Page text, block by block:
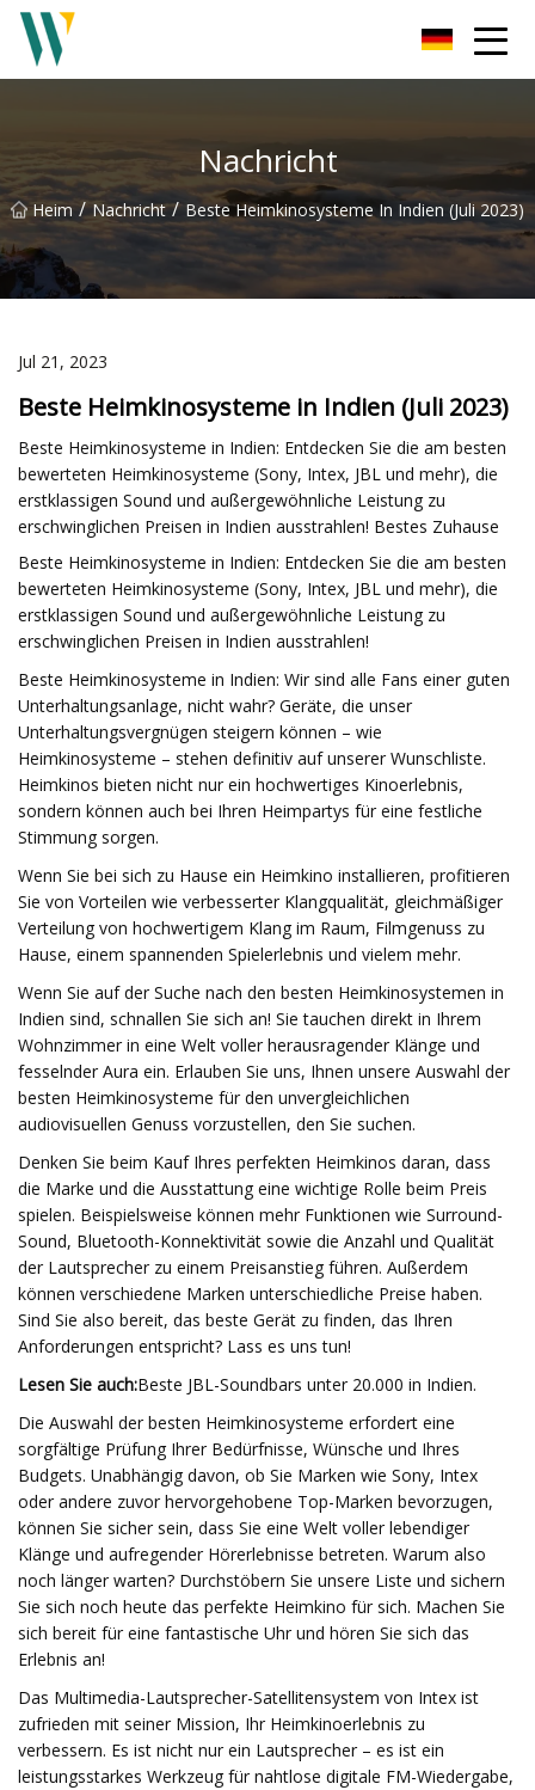
Nachricht
Heim / Nachricht / Beste Heimkinosysteme In Indien (Juli 2023)
Jul 21, 2023
Beste Heimkinosysteme in Indien (Juli 2023)
Beste Heimkinosysteme in Indien: Entdecken Sie die am besten
bewerteten Heimkinosysteme (Sony, Intex, JBL und mehr), die
erstklassigen Sound und außergewöhnliche Leistung zu
erschwinglichen Preisen in Indien ausstrahlen! Bestes Zuhause
Beste Heimkinosysteme in Indien: Entdecken Sie die am besten
bewerteten Heimkinosysteme (Sony, Intex, JBL und mehr), die
erstklassigen Sound und außergewöhnliche Leistung zu
erschwinglichen Preisen in Indien ausstrahlen!
Beste Heimkinosysteme in Indien: Wir sind alle Fans einer guten
Unterhaltungsanlage, nicht wahr? Geräte, die unser
Unterhaltungsvergnügen steigern können – wie
Heimkinosysteme – stehen definitiv auf unserer Wunschliste.
Heimkinos bieten nicht nur ein hochwertiges Kinoerlebnis,
sondern können auch bei Ihren Heimpartys für eine festliche
Stimmung sorgen.
Wenn Sie bei sich zu Hause ein Heimkino installieren, profitieren
Sie von Vorteilen wie verbesserter Klangqualität, gleichmäßiger
Verteilung von hochwertigem Klang im Raum, Filmgenuss zu
Hause, einem spannenden Spielerlebnis und vielem mehr.
Wenn Sie auf der Suche nach den besten Heimkinosystemen in
Indien sind, schnallen Sie sich an! Sie tauchen direkt in Ihrem
Wohnzimmer in eine Welt voller herausragender Klänge und
fesselnder Aura ein. Erlauben Sie uns, Ihnen unsere Auswahl der
besten Heimkinosysteme für den unvergleichlichen
audiovisuellen Genuss vorzustellen, den Sie suchen.
Denken Sie beim Kauf Ihres perfekten Heimkinos daran, dass
die Marke und die Ausstattung eine wichtige Rolle beim Preis
spielen. Beispielsweise können mehr Funktionen wie Surround-
Sound, Bluetooth-Konnektivität sowie die Anzahl und Qualität
der Lautsprecher zu einem Preisanstieg führen. Außerdem
können verschiedene Marken unterschiedliche Preise haben.
Sind Sie also bereit, das beste Gerät zu finden, das Ihren
Anforderungen entspricht? Lass es uns tun!
Lesen Sie auch:Beste JBL-Soundbars unter 20.000 in Indien.
Die Auswahl der besten Heimkinosysteme erfordert eine
sorgfältige Prüfung Ihrer Bedürfnisse, Wünsche und Ihres
Budgets. Unabhängig davon, ob Sie Marken wie Sony, Intex
oder andere zuvor hervorgehobene Top-Marken bevorzugen,
können Sie sicher sein, dass Sie eine Welt voller lebendiger
Klänge und aufregender Hörerlebnisse betreten. Warum also
noch länger warten? Durchstöbern Sie unsere Liste und sichern
Sie sich noch heute das perfekte Heimkino für sich. Machen Sie
sich bereit für eine fantastische Uhr und hören Sie sich das
Erlebnis an!
Das Multimedia-Lautsprecher-Satellitensystem von Intex ist
zufrieden mit seiner Mission, Ihr Heimkinoerlebnis zu
verbessern. Es ist nicht nur ein Lautsprecher – es ist ein
leistungsstarkes Werkzeug für nahtlose digitale FM-Wiedergabe,